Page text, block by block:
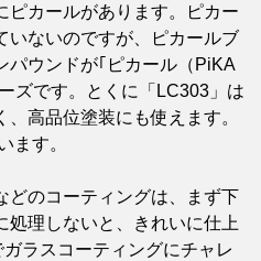
ピカールがあります。ピカー
いないのですが、ピカールブ
パウンドが｢ピカール（PiKA
ズです。とくに「LC303」は
高品位塗装にも使えます。
ます。
どのコーティングは、まず下
処理しないと、きれいに仕上
ラスコーティングにチャレ